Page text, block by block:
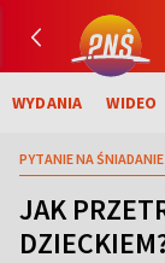
WYDANIA WIDEO
PYTANIE NA ŚNIADANIE
JAK